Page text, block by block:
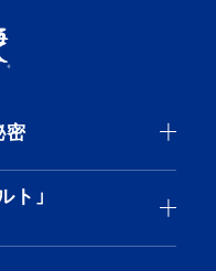
密
海ヨーグルト」が
ト」